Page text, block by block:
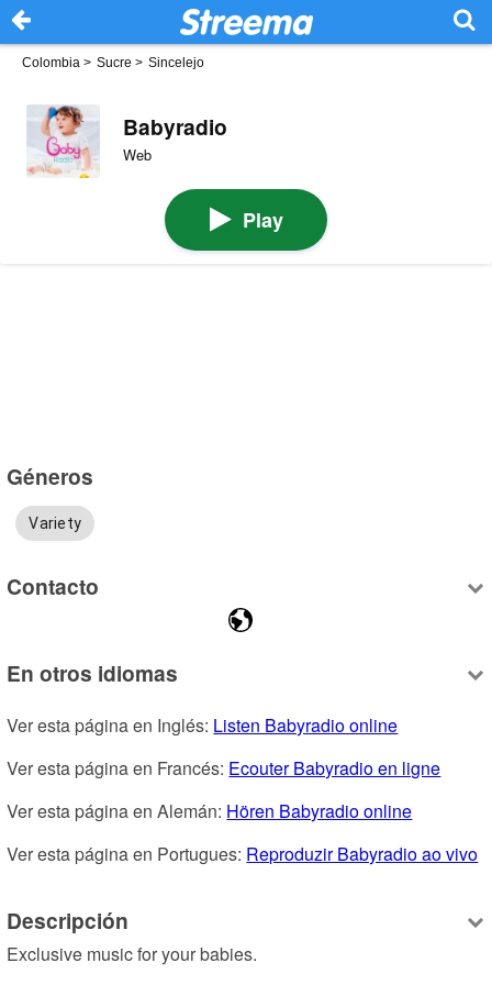
Colombia > Sucre > Sincelejo
Babyradio
Web
Play
Géneros
Variety
Contacto
En otros idiomas
Ver esta página en Inglés: Listen Babyradio online
Ver esta página en Francés: Ecouter Babyradio en ligne
Ver esta página en Alemán: Hören Babyradio online
Ver esta página en Portugues: Reproduzir Babyradio ao vivo
Descripción
Exclusive music for your babies.